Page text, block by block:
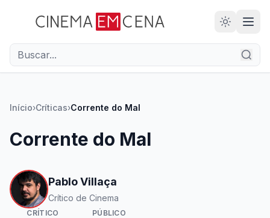
28
ANOS
Início›Críticas›Corrente do Mal
Corrente do Mal
Pablo Villaça
Crítico de Cinema
CRÍTICO PÚBLICO